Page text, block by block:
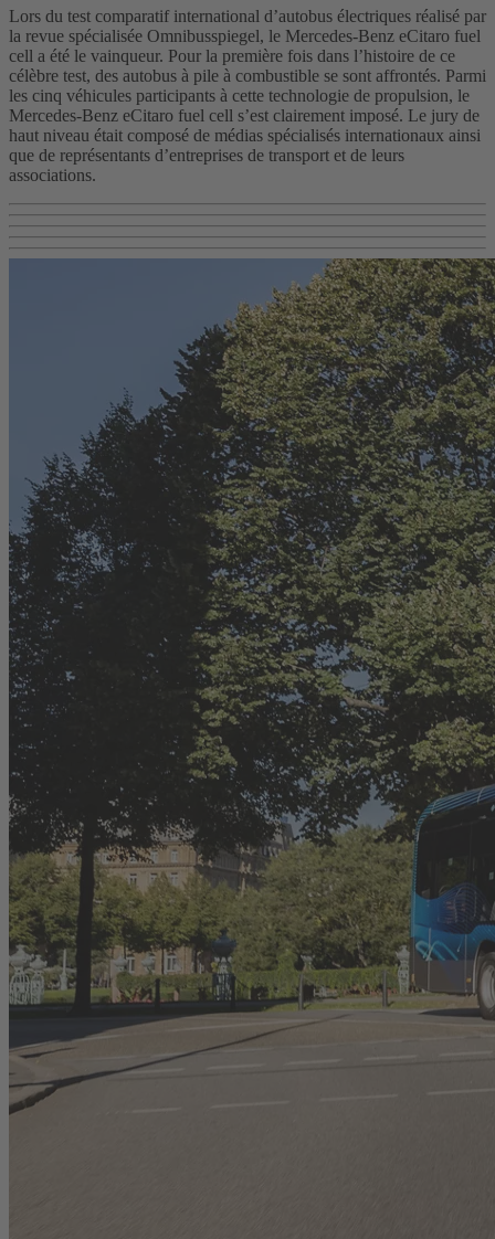
Lors du test comparatif international d’autobus électriques réalisé par
la revue spécialisée Omnibusspiegel, le Mercedes-Benz eCitaro fuel
cell a été le vainqueur. Pour la première fois dans l’histoire de ce
célèbre test, des autobus à pile à combustible se sont affrontés. Parmi
les cinq véhicules participants à cette technologie de propulsion, le
Mercedes-Benz eCitaro fuel cell s’est clairement imposé. Le jury de
haut niveau était composé de médias spécialisés internationaux ainsi
que de représentants d’entreprises de transport et de leurs
associations.